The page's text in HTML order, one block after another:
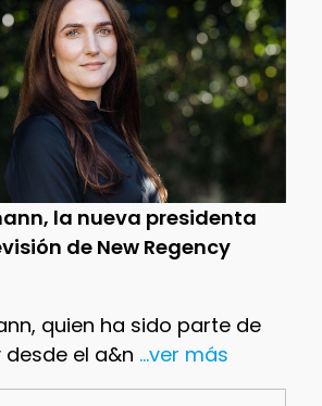
la nueva presidenta
de New Regency
quien ha sido parte de
desde el a&n ...ver más